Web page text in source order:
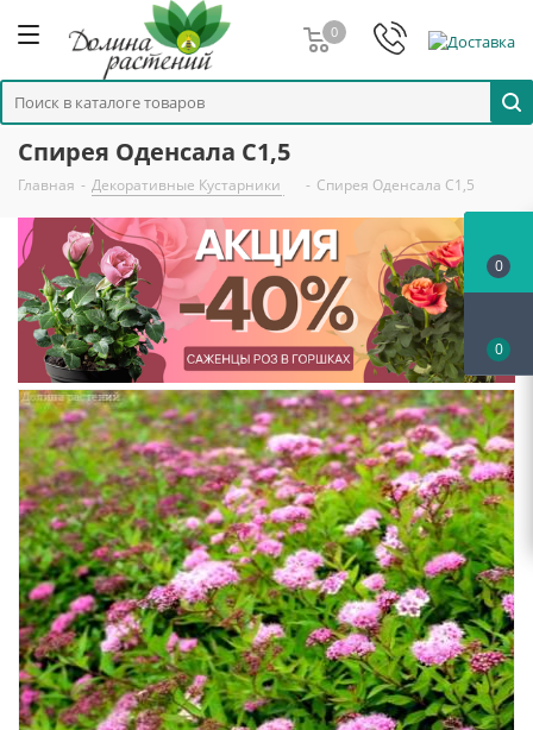
0
Спирея Оденсала С1,5
Главная - Декоративные Кустарники - Спирея Оденсала С1,5
0
0